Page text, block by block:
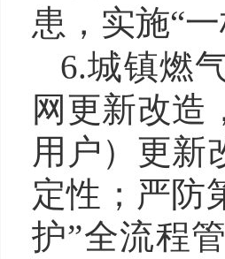
患，实施“
6.城镇燃
网更新改造
用户）更新
定性；严防
护”全流程